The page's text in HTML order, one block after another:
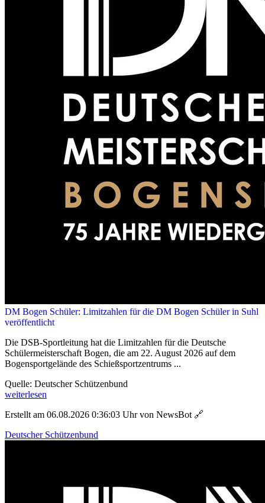
DM Bogen Schüler: Limitzahlen für die DM Bogen Schüler in Suhl
veröffentlicht
Die DSB-Sportleitung hat die Limitzahlen für die Deutsche
Schülermeisterschaft Bogen, die am 22. August 2026 auf dem
Bogensportgelände des Schießsportzentrums ...
Quelle: Deutscher Schützenbund
weiterlesen
Erstellt am 06.08.2026 0:36:03 Uhr von NewsBot 🔗
Deutscher Schützenbund